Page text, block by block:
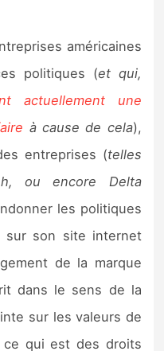
américaines
politiques (et qui,
actuellement une
à cause de cela),
entreprises (telles
ou encore Delta
les politiques
sur son site internet
de la marque
dans le sens de la
sur les valeurs de
ce qui est des droits